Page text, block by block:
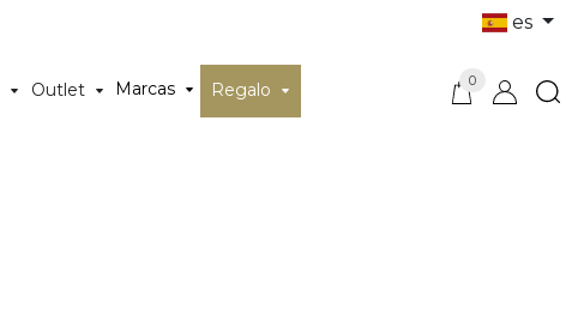
es
Outlet Marcas Regalo 0